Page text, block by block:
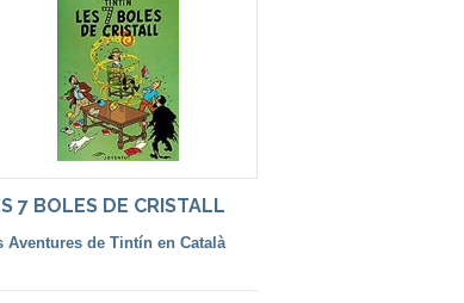
7 BOLES DE CRISTALL
Aventures de Tintín en Català